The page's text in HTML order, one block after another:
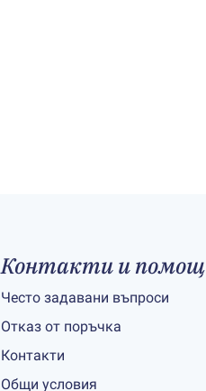
Контакти и помощ
Често задавани въпроси
Отказ от поръчка
Контакти
Общи условия